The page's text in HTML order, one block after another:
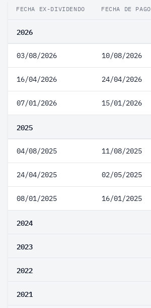
FECHA EX-DIVIDENDO FECHA DE PAGO
2026
03/08/2026 10/08/2026
16/04/2026 24/04/2026
07/01/2026 15/01/2026
2025
04/08/2025 11/08/2025
24/04/2025 02/05/2025
08/01/2025 16/01/2025
2024
2023
2022
2021